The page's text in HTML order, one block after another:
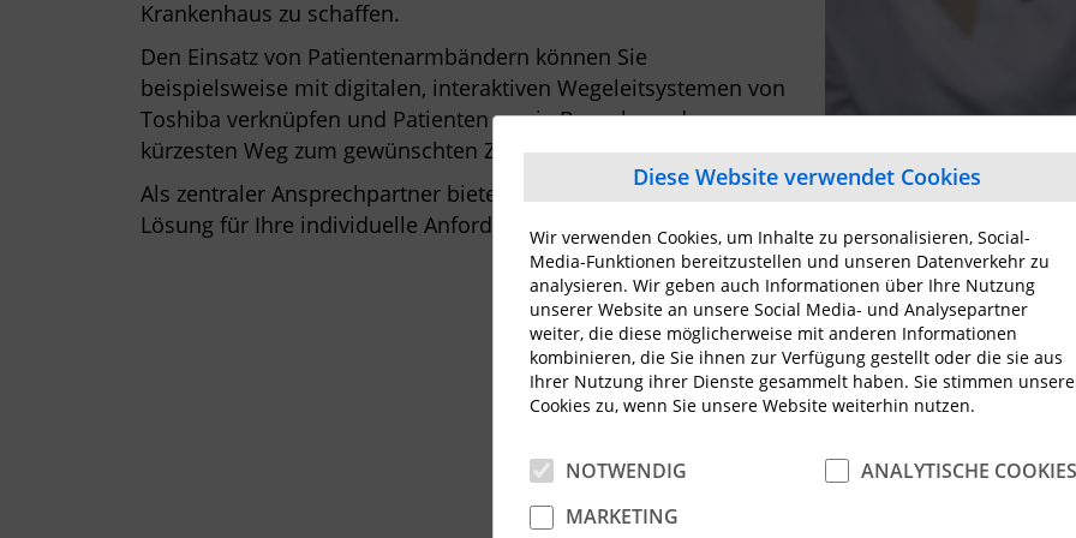
Krankenhaus zu schaffen.
Den Einsatz von Patientenarmbändern können Sie
beispielsweise mit digitalen, interaktiven Wegeleitsystemen von
Toshiba verknüpfen und Patienten sowie Besuchern den
kürzesten Weg zum gewünschten Zielpunkt anzeigen.
Als zentraler Ansprechpartner bieten wir Ihnen die optimale
Lösung für Ihre individuelle Anforderung.
mit
Diese Website verwendet Cookies
Wir verwenden Cookies, um Inhalte zu personalisieren, Social-
Media-Funktionen bereitzustellen und unseren Datenverkehr zu
analysieren. Wir geben auch Informationen über Ihre Nutzung
unserer Website an unsere Social Media- und Analysepartner
weiter, die diese möglicherweise mit anderen Informationen
kombinieren, die Sie ihnen zur Verfügung gestellt oder die sie aus
Ihrer Nutzung ihrer Dienste gesammelt haben. Sie stimmen
Cookies zu, wenn Sie unsere Website weiterhin nutzen.
NOTWENDIG
ANALYTISCHE COOKIES
MARKETING